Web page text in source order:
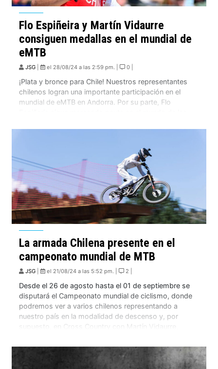
Flo Espiñeira y Martín Vidaurre
consiguen medallas en el mundial de
eMTB
JSG el 28/08/24 a las 2:59 pm. | 0 |
¡Plata y bronce para Chile! Nuestros representantes
chilenos logran una importante participación en el
mundial de eMTB en Andorra. Por su parte, Flo
La armada Chilena presente en el
campeonato mundial de MTB
JSG el 21/08/24 a las 5:52 pm. | 2 |
Desde el 26 de agosto hasta el 01 de septiembre se
disputará el Campeonato mundial de ciclismo, donde
podremos ver a varios chilenos representando a
nuestro país en la modalidad de descenso y, por
supuesto, en Cross Country con Martín Vidaurre,
Catalina Vidaurre en categorías Elite. En […]